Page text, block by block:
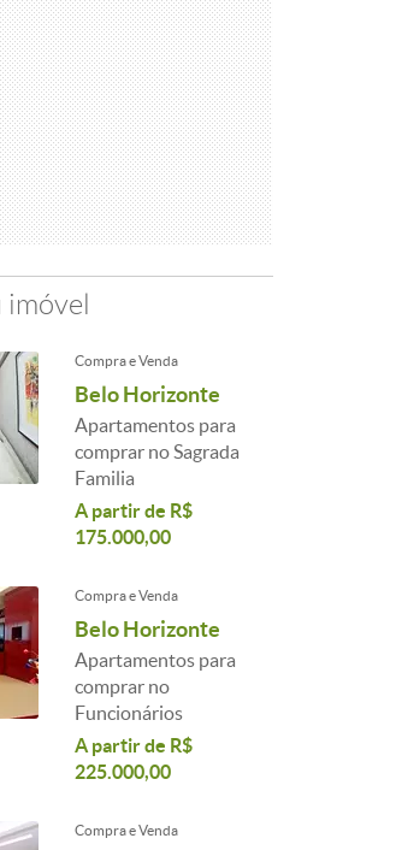
imóvel
Compra e Venda
Belo Horizonte
Apartamentos para
comprar no Sagrada
Familia
A partir de R$
175.000,00
Compra e Venda
Belo Horizonte
Apartamentos para
comprar no
Funcionários
A partir de R$
225.000,00
Compra e Venda